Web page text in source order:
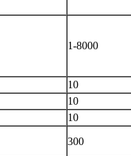
1-8000
10
10
10
300